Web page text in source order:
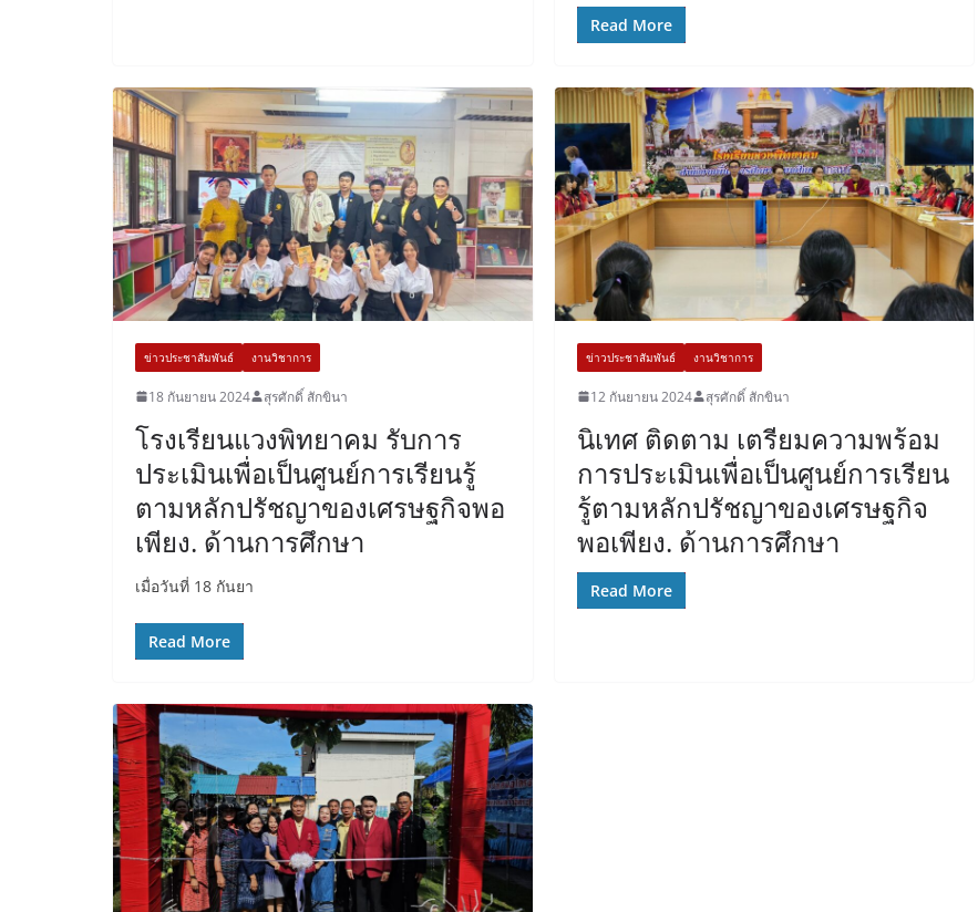
Read More
ข่าวประชาสัมพันธ์ งานวิชาการ
18 กันยายน 2024 สุรศักดิ์ สักขินา
โรงเรียนแวงพิทยาคม รับการ
ประเมินเพื่อเป็นศูนย์การเรียนรู้
ตามหลักปรัชญาของเศรษฐกิจพอ
เพียง. ด้านการศึกษา
เมื่อวันที่ 18 กันยา
Read More
ข่าวประชาสัมพันธ์ งานวิชาการ
12 กันยายน 2024 สุรศักดิ์ สักขินา
นิเทศ ติดตาม เตรียมความพร้อม
การประเมินเพื่อเป็นศูนย์การเรียน
รู้ตามหลักปรัชญาของเศรษฐกิจ
พอเพียง. ด้านการศึกษา
Read More